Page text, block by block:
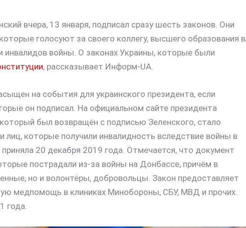
вчера, 13 января, подписал сразу шесть законов. Они
голосуют за своего коллегу, высшего образования в
инвалидов войны. О законах Украины, которые были
, рассказывает Информ-UA.
на события для украинского президента, если
он подписал. На официальном сайте президента
был возвращён с подписью Зеленского, стало
лиц, которые получили инвалидность вследствие войны в
20 декабря 2019 года. Отмечается, что документ
пострадали из-за войны на Донбассе, причём в
но и волонтёры, добровольцы. Закон предоставляет
медпомощь в клиниках Минобороны, СБУ, МВД и прочих.
года.